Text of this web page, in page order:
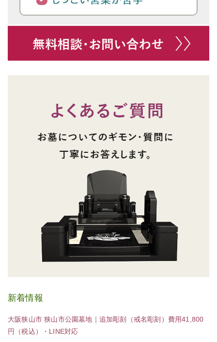
新着情報
大阪狭山市 狭山市公園墓地｜追加彫刻（戒名彫刻）費用41,800
円（税込）・LINE対応